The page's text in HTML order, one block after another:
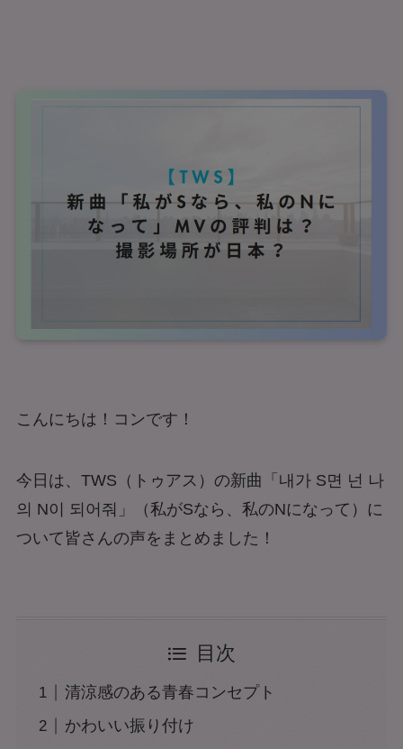
こんにちは！コンです！
今日は、TWS（トゥアス）の新曲「내가 S면 넌 나
의 N이 되어줘」（私がSなら、私のNになって）に
ついて皆さんの声をまとめました！
目次
清涼感のある青春コンセプト
かわいい振り付け